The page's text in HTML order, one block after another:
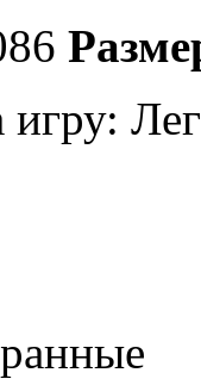
игру: